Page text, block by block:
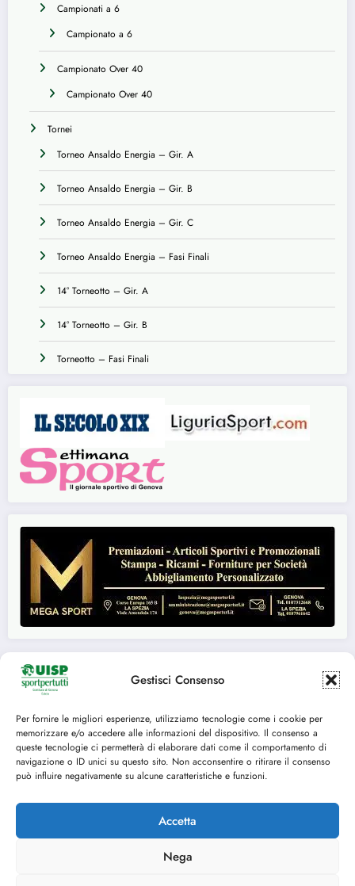
Gestisci Consenso
Per fornire le migliori esperienze, utilizziamo tecnologie come i cookie per
memorizzare e/o accedere alle informazioni del dispositivo. Il consenso a
queste tecnologie ci permetterà di elaborare dati come il comportamento di
navigazione o ID unici su questo sito. Non acconsentire o ritirare il consenso
può influire negativamente su alcune caratteristiche e funzioni.
Accetta
Nega
Campionati a 6
Campionato a 6
Campionato Over 40
Campionato Over 40
Tornei
Torneo Ansaldo Energia – Gir. A
Torneo Ansaldo Energia – Gir. B
Torneo Ansaldo Energia – Gir. C
Torneo Ansaldo Energia – Fasi Finali
14° Torneotto – Gir. A
14° Torneotto – Gir. B
Torneotto – Fasi Finali
Seguici su:
FACEBOOK
TWITTER
INSTAGRAM
YOUTUBE
Cookie Policy (UE)